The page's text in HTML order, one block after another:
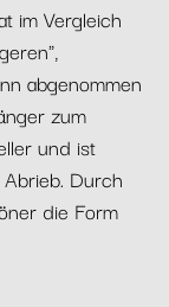
im Vergleich
abgenommen
zum
und ist
Durch
die Form